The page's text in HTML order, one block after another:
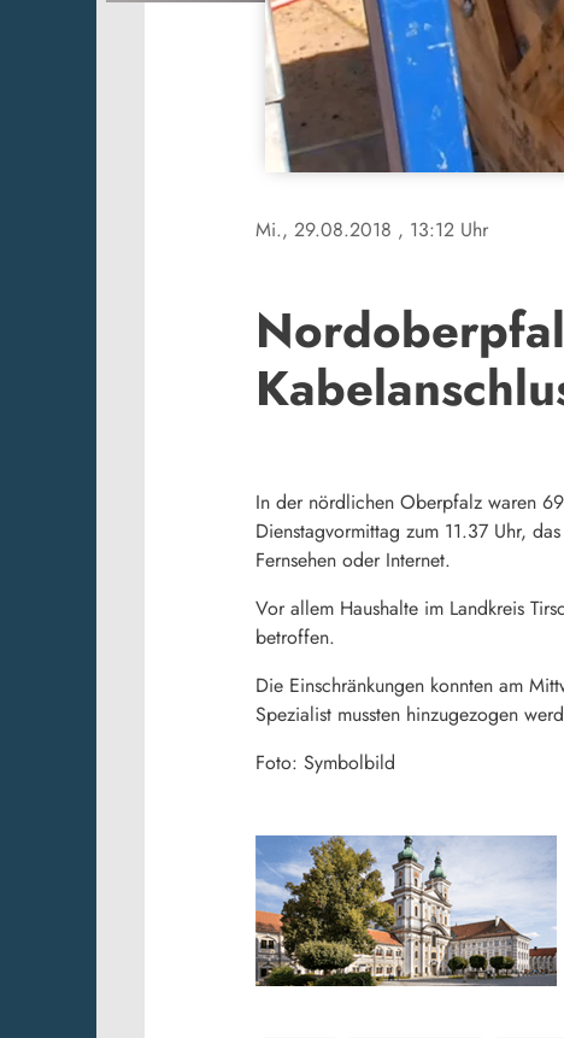
Mi., 29.08.2018 , 13:12 Uhr
In der nördlichen Oberpfalz waren
Dienstagvormittag zum 11.37 Uhr,
Fernsehen oder Internet.
Vor allem Haushalte im Landkreis
betroffen.
Die Einschränkungen konnten am
Spezialist mussten hinzugezogen
Foto: Symbolbild